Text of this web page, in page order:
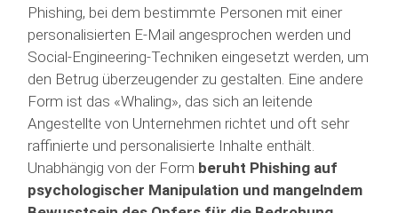
Phishing, bei dem bestimmte Personen mit einer
personalisierten E-Mail angesprochen werden und
Social-Engineering-Techniken eingesetzt werden, um
den Betrug überzeugender zu gestalten. Eine andere
Form ist das «Whaling», das sich an leitende
Angestellte von Unternehmen richtet und oft sehr
raffinierte und personalisierte Inhalte enthält.
Unabhängig von der Form beruht Phishing auf
psychologischer Manipulation und mangelndem